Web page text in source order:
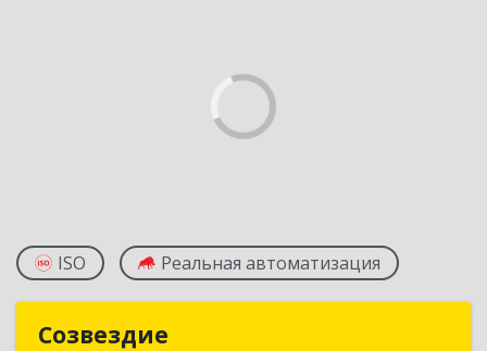
ISO Реальная автоматизация
Созвездие